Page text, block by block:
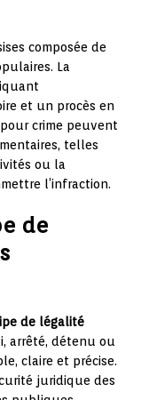
composée de
La
et un procès en
crime peuvent
telles
ou la
l’infraction.
de
de légalité
arrêté, détenu ou
claire et précise.
juridique des